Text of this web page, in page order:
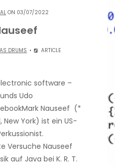
ON 03/07/2022
DRUMS ARTICLE
software –
Udo
Nauseef (*
New York) ist ein US-
Versuche Nauseef
auf Java bei K. R. T.